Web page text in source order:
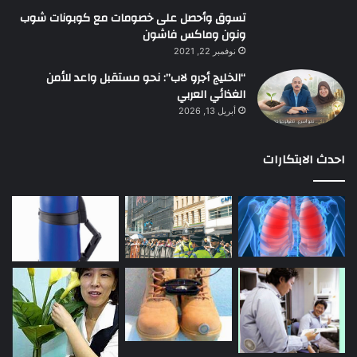
تسوق وأحصل على خصومات مع كوبونات شوب
ونون وماكس فاشون
نوفمبر 22, 2021
“الخليج أجرو لاب”: نحو مستقبل واعد للأمن
الغذائي العربي
أبريل 13, 2026
احدث الابتكارات